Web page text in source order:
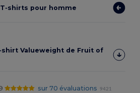
pour homme
Valueweight de Fruit of
sur 70 évaluations
9421